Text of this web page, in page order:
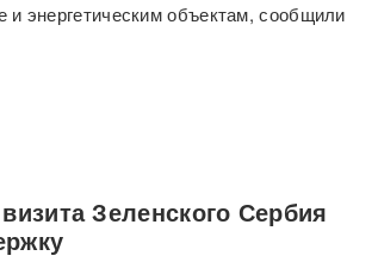
энергетическим объектам, сообщили
Зеленского Сербия